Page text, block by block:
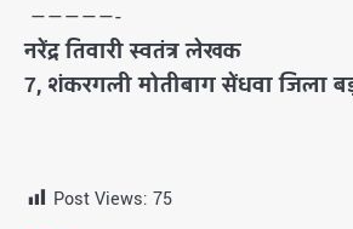
—————-
नरेंद्र तिवारी स्वतंत्र लेखक
7, शंकरगली मोतीबाग सेंधवा जिला
Post Views: 75